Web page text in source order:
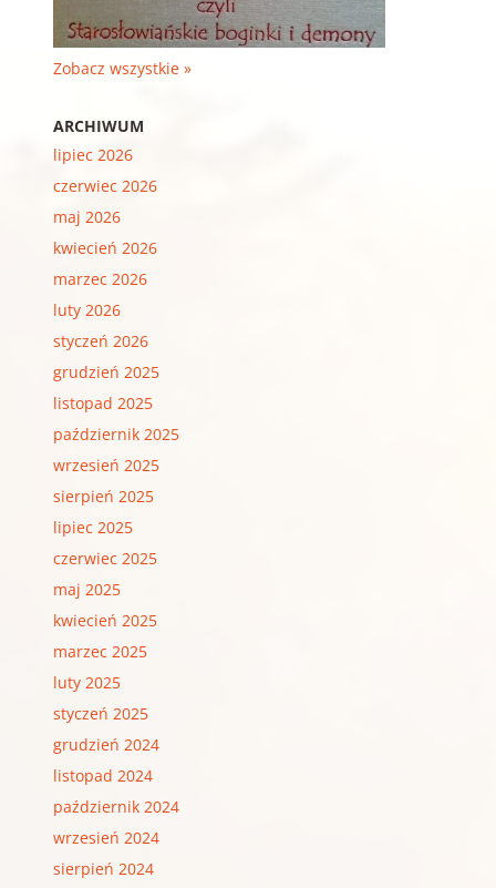
Zobacz wszystkie »
ARCHIWUM
lipiec 2026
czerwiec 2026
maj 2026
kwiecień 2026
marzec 2026
luty 2026
styczeń 2026
grudzień 2025
listopad 2025
październik 2025
wrzesień 2025
sierpień 2025
lipiec 2025
czerwiec 2025
maj 2025
kwiecień 2025
marzec 2025
luty 2025
styczeń 2025
grudzień 2024
listopad 2024
październik 2024
wrzesień 2024
sierpień 2024